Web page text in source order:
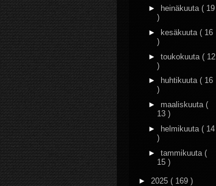
► heinäkuuta ( 19
)
►
kesäkuuta ( 16
)
► toukokuuta ( 12
)
►
huhtikuuta ( 16
)
► maaliskuuta (
13 )
►
helmikuuta ( 14
)
► tammikuuta (
15 )
► 2025 ( 169 )